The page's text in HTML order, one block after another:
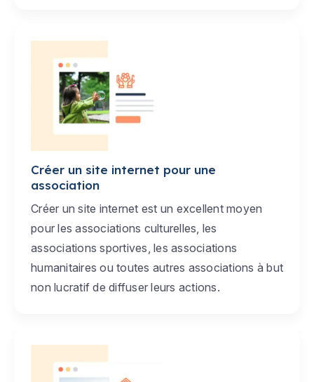
Créer un site internet pour une
association
Créer un site internet est un excellent moyen
pour les associations culturelles, les
associations sportives, les associations
humanitaires ou toutes autres associations à but
non lucratif de diffuser leurs actions.